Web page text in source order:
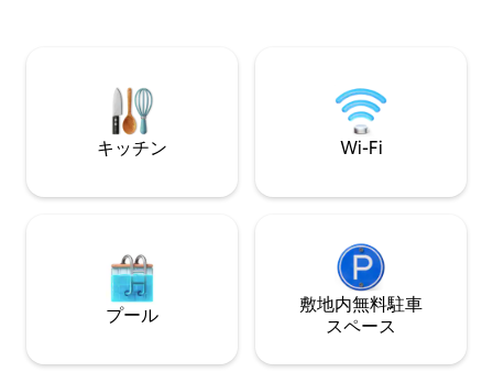
礁のボーフォート
アトランティック
キッチン Wi-Fi
プール
敷地内無料駐⁠車
ス⁠ペ⁠ー⁠ス